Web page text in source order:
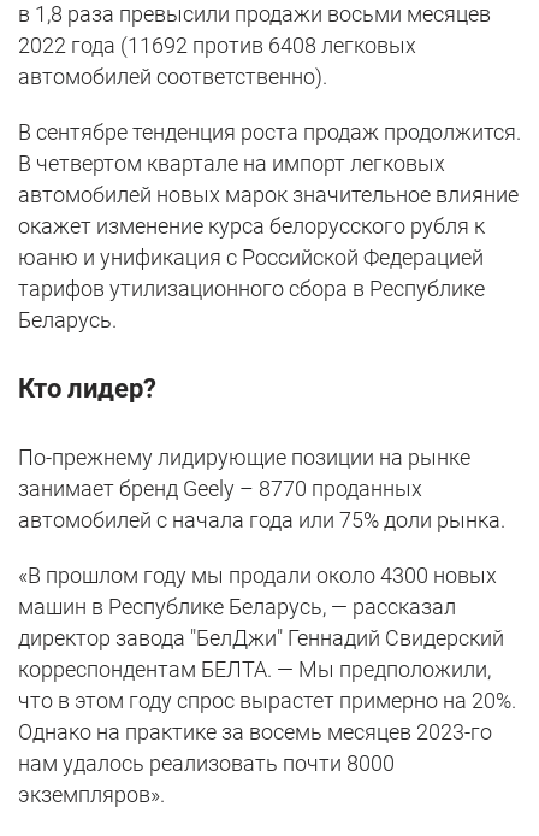
в 1,8 раза превысили продажи восьми месяцев
2022 года (11692 против 6408 легковых
автомобилей соответственно).
В сентябре тенденция роста продаж продолжится.
В четвертом квартале на импорт легковых
автомобилей новых марок значительное влияние
окажет изменение курса белорусского рубля к
юаню и унификация с Российской Федерацией
тарифов утилизационного сбора в Республике
Беларусь.
Кто лидер?
По-прежнему лидирующие позиции на рынке
занимает бренд Geely – 8770 проданных
автомобилей с начала года или 75% доли рынка.
«В прошлом году мы продали около 4300 новых
машин в Республике Беларусь, — рассказал
директор завода "БелДжи" Геннадий Свидерский
корреспондентам БЕЛТА. — Мы предположили,
что в этом году спрос вырастет примерно на 20%.
Однако на практике за восемь месяцев 2023-го
нам удалось реализовать почти 8000
экземпляров».